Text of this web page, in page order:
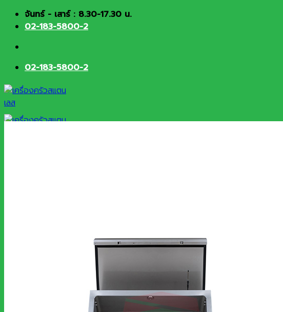
Skip จันทร์ - เสาร์ : 8.30-17.30 น.
02-183-5800-2
02-183-5800-2